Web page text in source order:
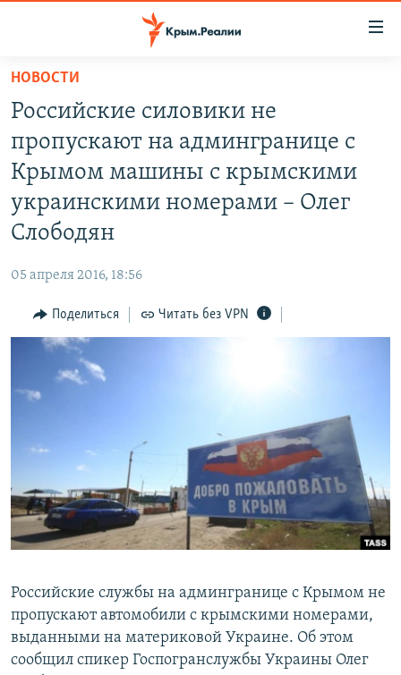
Вернуться
основному
содержанию
Вернутся
главной
навигации11 ЛЕТ ОККУПАЦИИ КРЫМА. 11 ИСТОРИЙ СОПРОТИВЛЕНИЯ
ВОДА
ЕЩЕ
ТЕЛЕПРОЕКТ КРЫМ.РЕАЛИИ
СОВЕТЫ ПРАВОЗАЩИТНИКОВ
ПРОПАВШИЕ БЕЗ ВЕСТИ
КРЫМ.НЕПОКОРЕННЫЙ
УКРАИНСКАЯ ПРОБЛЕМА КРЫМА
КАК ОБОЙТИ БЛОКИРОВКУ
Українською
Qırımtatar
Все сайты RFE/RL
НОВОСТИ
Российские силовики не
пропускают на админгранице с
Крымом машины с крымскими
украинскими номерами – Олег
Слободян
05 апреля 2016, 18:56
Поделиться Читать без VPN
Российские службы на админгранице с Крымом не
пропускают автомобили с крымскими номерами,
выданными на материковой Украине. Об этом
сообщил спикер Госпогранслужбы Украины Олег